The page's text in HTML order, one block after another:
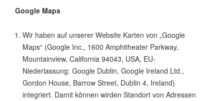
Google Maps
Wir haben auf unserer Website Karten von „Google
Maps“ (Google Inc., 1600 Amphitheater Parkway,
Mountainview, California 94043, USA, EU-
Niederlassung: Google Dublin, Google Ireland Ltd.,
Gordon House, Barrow Street, Dublin 4, Ireland)
integriert. Damit können wirden Standort von Adressen